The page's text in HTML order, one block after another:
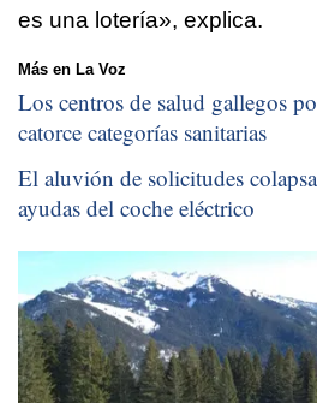
es una lotería», explica.
Más en La Voz
Los centros de salud gallegos
catorce categorías sanitarias
El aluvión de solicitudes
ayudas del coche eléctrico